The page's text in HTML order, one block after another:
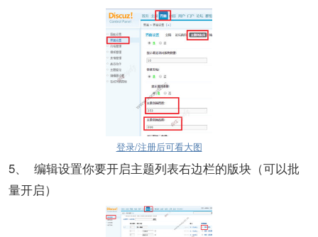
登录/注册后可看大图
5、 编辑设置你要开启主题列表右边栏的版块（可以批
量开启）